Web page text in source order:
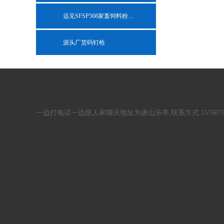
远见SFSP568家畜饲料粉碎机
源头厂货码钉枪
一边打电话一边跟人家聊天地址为唐山乐亭,联系方式